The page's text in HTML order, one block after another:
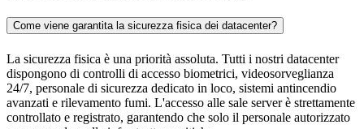
Come viene garantita la sicurezza fisica dei datacenter?
La sicurezza fisica è una priorità assoluta. Tutti i nostri datacenter
dispongono di controlli di accesso biometrici, videosorveglianza
24/7, personale di sicurezza dedicato in loco, sistemi antincendio
avanzati e rilevamento fumi. L'accesso alle sale server è strettamente
controllato e registrato, garantendo che solo il personale autorizzato